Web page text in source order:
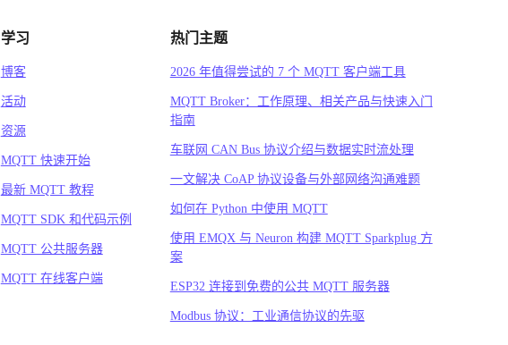
学习
博客
活动
资源
MQTT 快速开始
最新 MQTT 教程
MQTT SDK 和代码示例
MQTT 公共服务器
MQTT 在线客户端
热门主题
2026 年值得尝试的 7 个 MQTT 客户端工具
MQTT Broker：工作原理、相关产品与快速入门
指南
车联网 CAN Bus 协议介绍与数据实时流处理
一文解决 CoAP 协议设备与外部网络沟通难题
如何在 Python 中使用 MQTT
使用 EMQX 与 Neuron 构建 MQTT Sparkplug 方
案
ESP32 连接到免费的公共 MQTT 服务器
Modbus 协议：工业通信协议的先驱